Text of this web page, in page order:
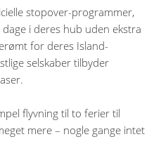
stopover-programmer,
i deres hub uden ekstra
for deres Island-
selskaber tilbyder
flyvning til to ferier til
mere – nogle gange intet